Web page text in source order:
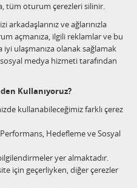
tüm oturum çerezleri silinir.
arkadaşlarınız ve ağlarınızla
açmanıza, ilgili reklamlar ve bu
ulaşmanıza olanak sağlamak
medya hizmeti tarafından
Kullanıyoruz?
kullanabileceğimiz farklı çerez
Hedefleme ve Sosyal
yer almaktadır.
için geçerliyken, diğer çerezler